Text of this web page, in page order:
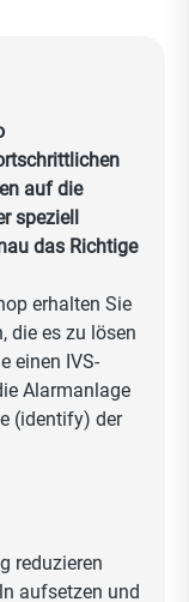
auf die
speziell
das Richtige
erhalten Sie
die es zu lösen
einen IVS-
Alarmanlage
(identify) der
reduzieren
aufsetzen und